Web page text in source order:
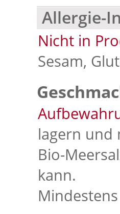
Allergie-
Nicht in
Sesam,
lagern und
Bio-
kann.